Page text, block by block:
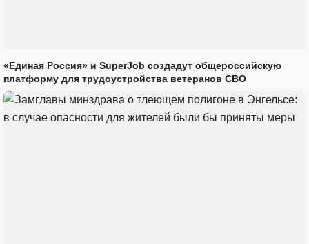
«Единая Россия» и SuperJob создадут общероссийскую
платформу для трудоустройства ветеранов СВО